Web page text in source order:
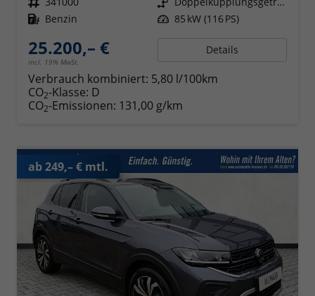
Kraftstoff Benzin Leistung 85 kW (116 PS)
25.200,– €
incl. 19% MwSt.
Details
Verbrauch kombiniert: 5,80 l/100km
CO2-Klasse: D
CO2-Emissionen: 131,00 g/km
ab 249,– € mtl.